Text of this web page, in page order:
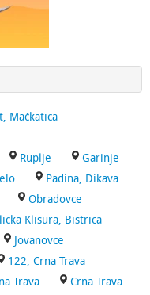
Mačkatica
Ruplje
Garinje
Padina, Dikava
Obradovce
Klisura, Bistrica
Jovanovce
122, Crna Trava
Trava
Crna Trava